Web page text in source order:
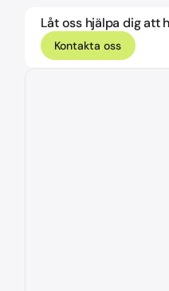
Låt oss hjälpa dig att
Kontakta oss